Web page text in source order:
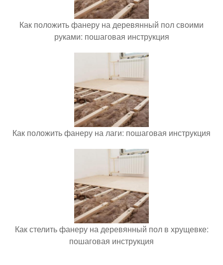
Как положить фанеру на деревянный пол своими
руками: пошаговая инструкция
Как положить фанеру на лаги: пошаговая инструкция
Как стелить фанеру на деревянный пол в хрущевке:
пошаговая инструкция